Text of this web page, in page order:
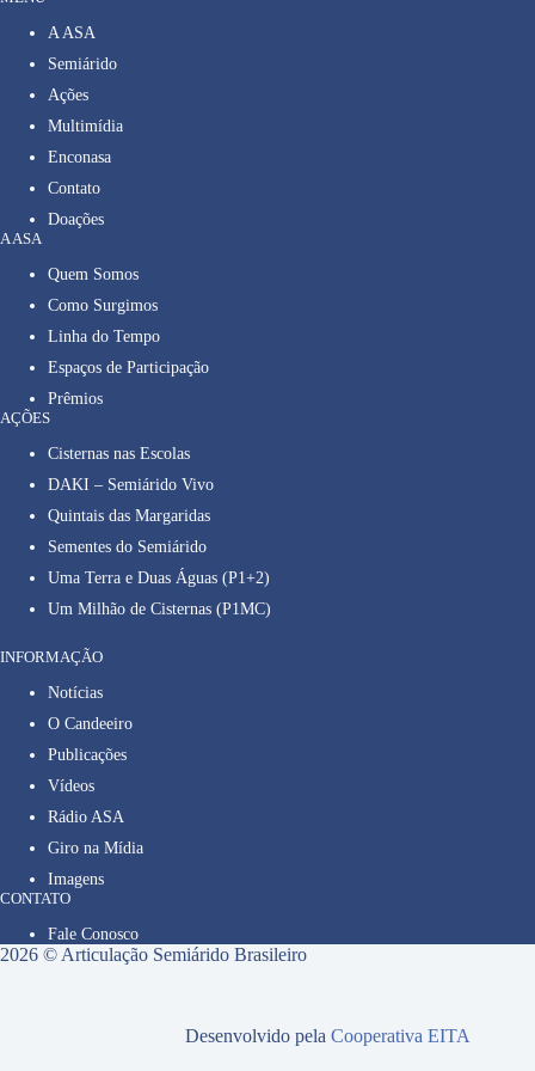
A ASA
Semiárido
Ações
Multimídia
Enconasa
Contato
Doações
A ASA
Quem Somos
Como Surgimos
Linha do Tempo
Espaços de Participação
Prêmios
AÇÕES
Cisternas nas Escolas
DAKI – Semiárido Vivo
Quintais das Margaridas
Sementes do Semiárido
Uma Terra e Duas Águas (P1+2)
Um Milhão de Cisternas (P1MC)
INFORMAÇÃO
Notícias
O Candeeiro
Publicações
Vídeos
Rádio ASA
Giro na Mídia
Imagens
CONTATO
Fale Conosco
2026 © Articulação Semiárido Brasileiro
Desenvolvido pelaCooperativa EITA